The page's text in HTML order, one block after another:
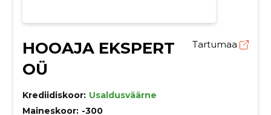
HOOAJA EKSPERT
OÜ
Tartumaa
Krediidiskoor: Usaldusväärne
Maineskoor: -300